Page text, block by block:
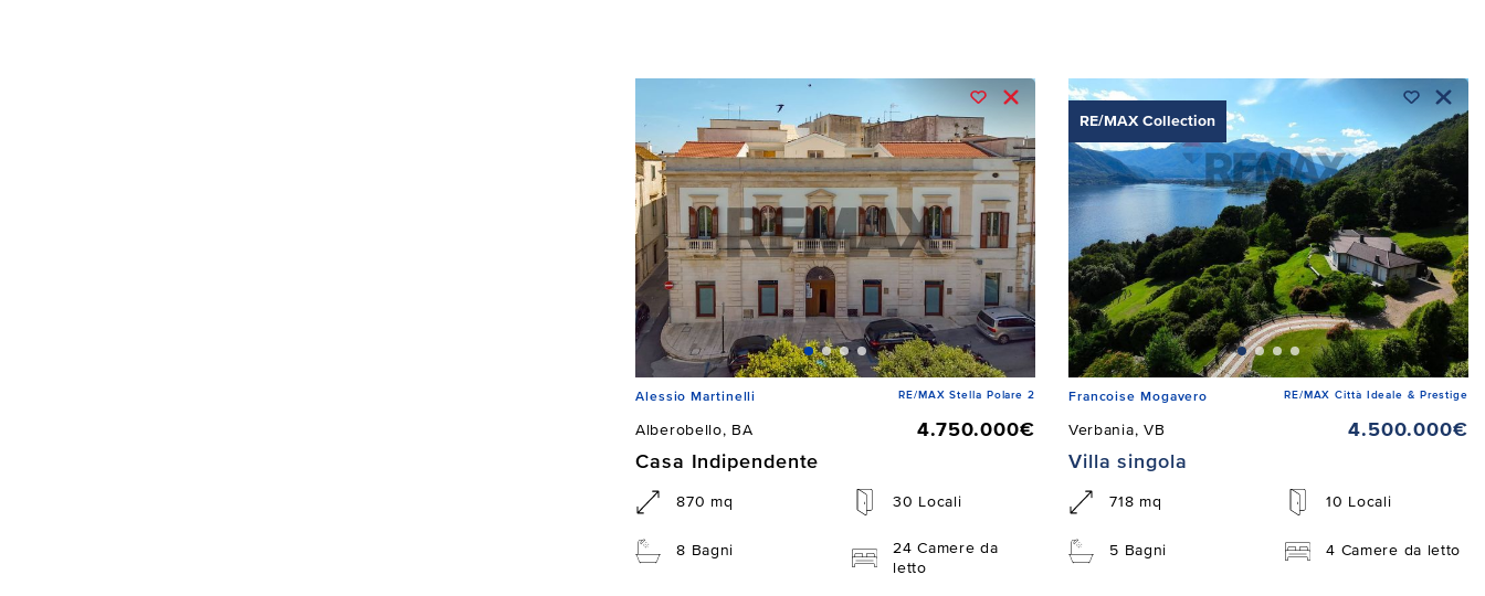
Alessio Martinelli RE/MAX Stella Polare 2
Alberobello, BA
4.750.000€
Casa Indipendente
870 mq 30 Locali
8 Bagni
24 Camere da
letto
RE/MAX Collection
Francoise Mogavero RE/MAX Città Ideale & Prestige
Verbania, VB
4.500.000€
Villa singola
718 mq 10 Locali
5 Bagni 4 Camere da letto